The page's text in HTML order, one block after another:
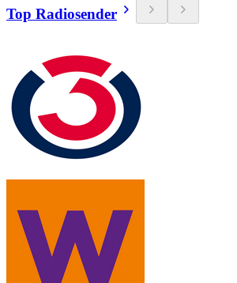
Top Radiosender